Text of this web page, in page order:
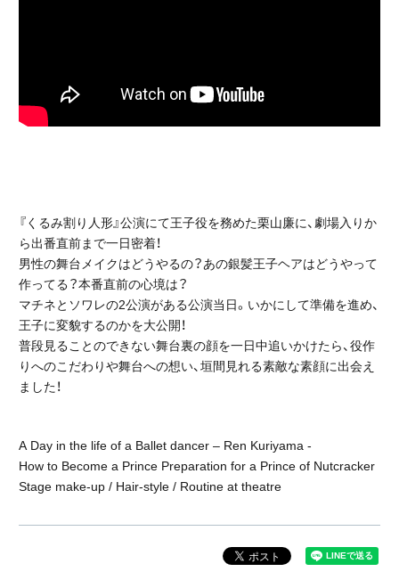
『くるみ割り人形』公演にて王子役を務めた栗山廉に、劇場入りか
ら出番直前まで一日密着！
男性の舞台メイクはどうやるの？あの銀髪王子ヘアはどうやって
作ってる？本番直前の心境は？
マチネとソワレの2公演がある公演当日。いかにして準備を進め、
王子に変貌するのかを大公開！
普段見ることのできない舞台裏の顔を一日中追いかけたら、役作
りへのこだわりや舞台への想い、垣間見れる素敵な素顔に出会え
ました！
A Day in the life of a Ballet dancer – Ren Kuriyama -
How to Become a Prince Preparation for a Prince of Nutcracker
Stage make-up / Hair-style / Routine at theatre